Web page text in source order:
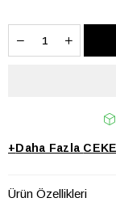
+Daha Fazla
Ürün Özellikleri